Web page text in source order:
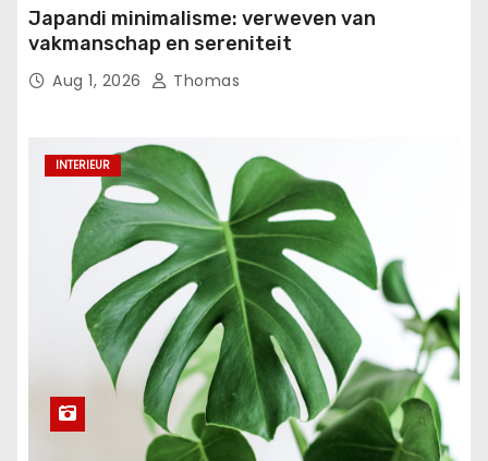
Japandi minimalisme: verweven van
vakmanschap en sereniteit
Aug 1, 2026 Thomas
INTERIEUR